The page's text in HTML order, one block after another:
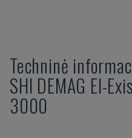
Techninė
SHI DEMAG El-
3000